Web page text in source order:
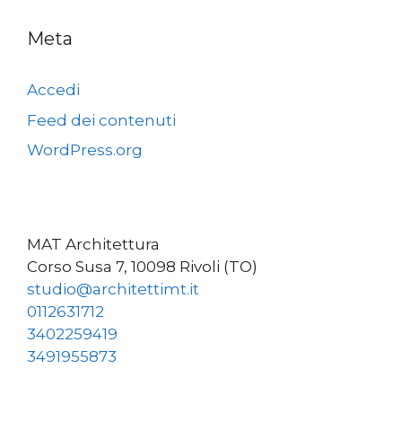
Meta
Accedi
Feed dei contenuti
WordPress.org
MAT Architettura
Corso Susa 7, 10098 Rivoli (TO)
studio@architettimt.it
0112631712
3402259419
3491955873